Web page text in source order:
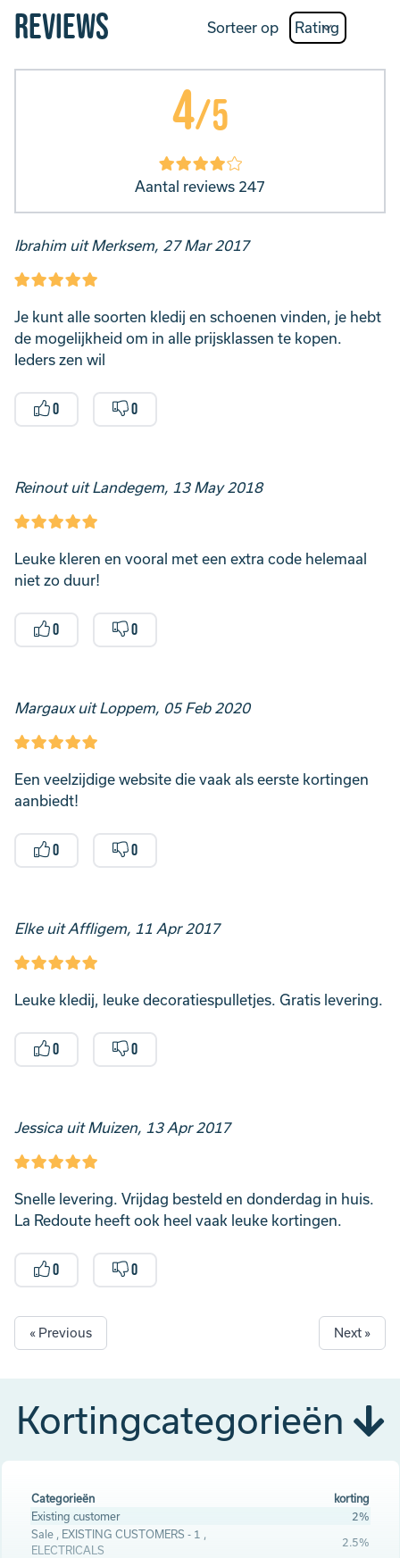
Reviews Sorteer op
4/5
Aantal reviews 247
Ibrahim uit Merksem, 27 Mar 2017
Je kunt alle soorten kledij en schoenen vinden, je hebt
de mogelijkheid om in alle prijsklassen te kopen.
Ieders zen wil
0 0
Reinout uit Landegem, 13 May 2018
Leuke kleren en vooral met een extra code helemaal
niet zo duur!
0 0
Margaux uit Loppem, 05 Feb 2020
Een veelzijdige website die vaak als eerste kortingen
aanbiedt!
0 0
Elke uit Affligem, 11 Apr 2017
Leuke kledij, leuke decoratiespulletjes. Gratis levering.
0 0
Jessica uit Muizen, 13 Apr 2017
Snelle levering. Vrijdag besteld en donderdag in huis.
La Redoute heeft ook heel vaak leuke kortingen.
0 0
« Previous Next »
Kortingcategorieën
Categorieën
korting
Existing customer
2%
Sale , EXISTING CUSTOMERS - 1 ,
ELECTRICALS
2.5%